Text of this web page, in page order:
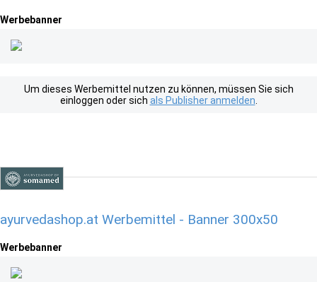
Werbebanner
Um dieses Werbemittel nutzen zu können, müssen Sie sich
einloggen oder sich als Publisher anmelden
ayurvedashop.at Werbemittel - Banner 300x50
Werbebanner